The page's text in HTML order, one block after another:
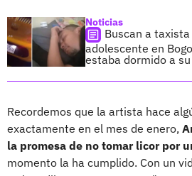
Noticias
Buscan a
adolescente en
estaba dormido a
Recordemos que la artista hace
exactamente en el mes de enero,
la promesa de no tomar licor por
momento la ha cumplido. Con un